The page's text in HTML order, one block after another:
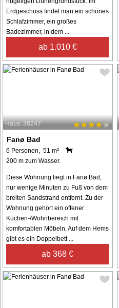
Erdgeschoss findet man ein schönes
Schlafzimmer, ein großes
Badezimmer, in dem ...
ab 1.010 €
Haus: 38247
Fanø Bad
6 Personen, 51 m²
200 m zum Wasser.
Diese Wohnung liegt in Fanø Bad,
nur wenige Minuten zu Fuß von dem
breiten Sandstrand entfernt. Zu der
Wohnung gehört ein offener
Küchen-/Wohnbereich mit
komfortablen Möbeln. Auf dem Hems
gibt es ein Doppelbett ...
ab 368 €